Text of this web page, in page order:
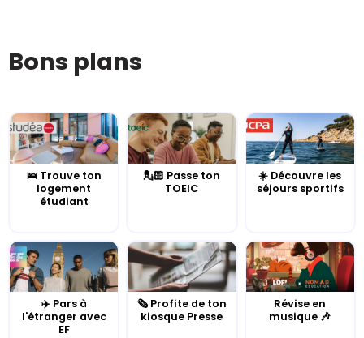
Bons plans
🛌 Trouve ton
logement
étudiant
💂🏻 Passe ton
TOEIC
☀️ Découvre les
séjours sportifs
✈️ Pars à
l'étranger avec
EF
🗞️ Profite de ton
kiosque Presse
Révise en
musique 🎶